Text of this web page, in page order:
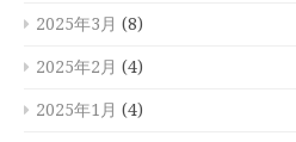
2025年3月 (8)
2025年2月 (4)
2025年1月 (4)